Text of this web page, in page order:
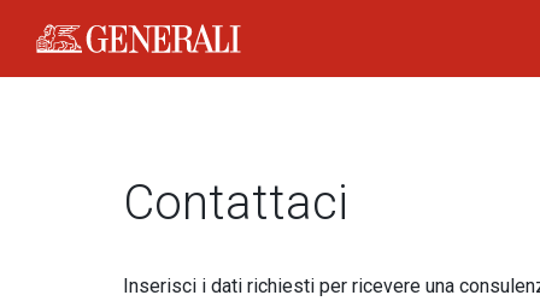
Generali Logo
Contattaci
Inserisci i dati richiesti per ricevere una